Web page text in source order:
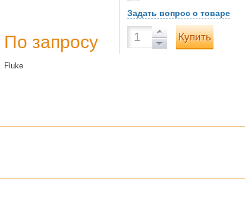
По запросу
Fluke
Задать вопрос о товаре
Купить